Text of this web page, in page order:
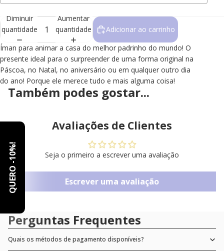
Selection will add to the price
Diminuir
quantidade
Aumentar
quantidade
Adicionar ao carrinho
Íman para animar a casa do melhor padrinho do mundo! O
presente ideal para o surpreender de uma forma original na
Páscoa, no Natal, no aniversário ou em qualquer outro dia
do ano! Porque ele merece tudo e mais alguma coisa!
Também podes gostar...
Avaliações de Clientes
Seja o primeiro a escrever uma avaliação
Escrever uma avaliação
Perguntas Frequentes
Quais os métodos de pagamento disponíveis?
QUERO
-10%!